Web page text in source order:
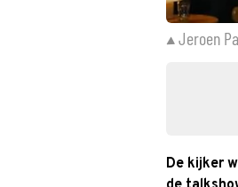
Jeroen
De kijker